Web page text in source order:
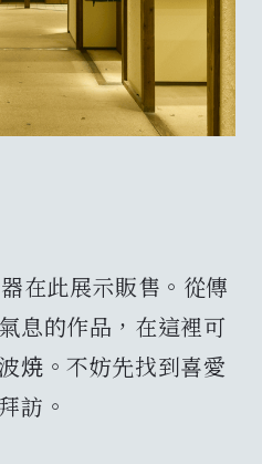
在此展示販售。從傳
息的作品，在這裡可
焼。不妨先找到喜愛
訪。